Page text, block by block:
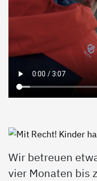
Wir betreuen
vier Monaten bis